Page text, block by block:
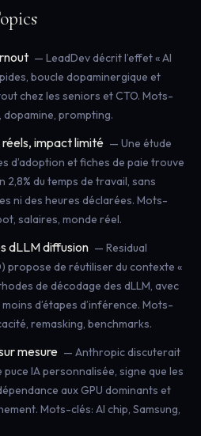
— LeadDev décrit l’effet « AI
boucle dopaminergique et
chez les seniors et CTO. Mots-
dopamine, prompting.
impact limité — Une étude
d’adoption et fiches de paie trouve
2,8% du temps de travail, sans
ni des heures déclarées. Mots-
salaires, monde réel.
dLLM diffusion — Residual
propose de réutiliser du contexte «
de décodage des dLLM, avec
d’étapes d’inférence. Mots-
remasking, benchmarks.
mesure — Anthropic discuterait
puce IA personnalisée, signe que les
aux GPU dominants et
Mots-clés: AI chip, Samsung,